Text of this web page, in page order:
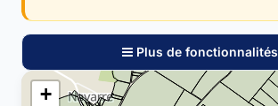
Plus de fonctionnalités
+